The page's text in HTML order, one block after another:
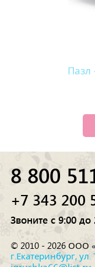
Пазл
8 800
+7 343 200
Звоните с 9:00 до
© 2010 - 2026 ООО
г.Екатеринбург,